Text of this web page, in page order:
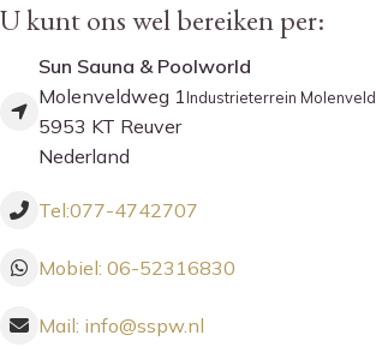
U kunt ons wel bereiken per:
Sun Sauna & Poolworld
Molenveldweg 1Industrieterrein Molenveld
5953 KT Reuver
Nederland
Tel:077-4742707
Mobiel: 06-52316830
Mail: info@sspw.nl